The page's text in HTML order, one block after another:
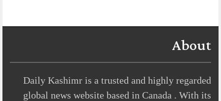
About
Daily Kashimr is a trusted and highly regarded
global news website based in Canada . With its